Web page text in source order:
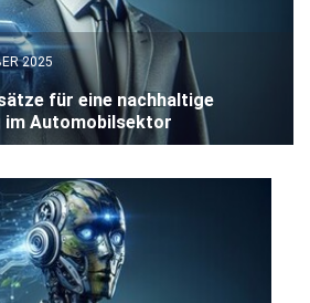
2025
für eine nachhaltige
im Automobilsektor